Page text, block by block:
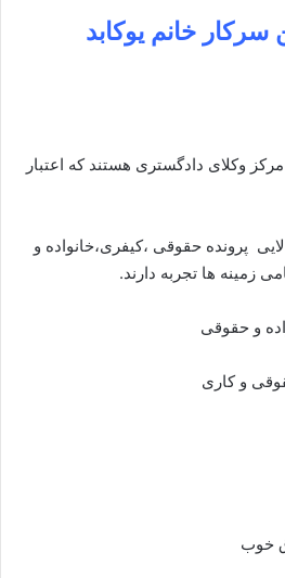
سرکار خانم یوکابد
وکلای دادگستری هستند که اعتبار
پرونده حقوقی ،کیفری،خانواده و
زمینه ها تجربه دارند.
و حقوقی
و کاری
خوب